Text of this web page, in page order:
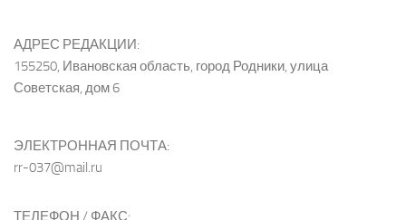
АДРЕС РЕДАКЦИИ:
155250, Ивановская область, город Родники, улица
Советская, дом 6
ЭЛЕКТРОННАЯ ПОЧТА:
rr-037@mail.ru
ТЕЛЕФОН / ФАКС: